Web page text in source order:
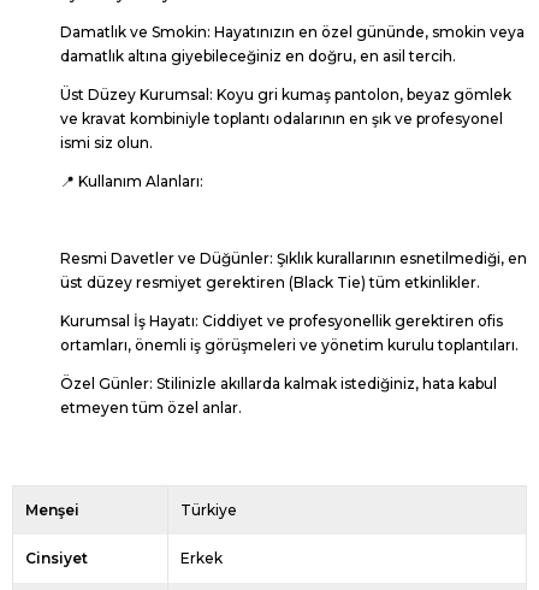
Damatlık ve Smokin: Hayatınızın en özel gününde, smokin veya
damatlık altına giyebileceğiniz en doğru, en asil tercih.
Üst Düzey Kurumsal: Koyu gri kumaş pantolon, beyaz gömlek
ve kravat kombiniyle toplantı odalarının en şık ve profesyonel
ismi siz olun.
📍 Kullanım Alanları:
Resmi Davetler ve Düğünler: Şıklık kurallarının esnetilmediği, en
üst düzey resmiyet gerektiren (Black Tie) tüm etkinlikler.
Kurumsal İş Hayatı: Ciddiyet ve profesyonellik gerektiren ofis
ortamları, önemli iş görüşmeleri ve yönetim kurulu toplantıları.
Özel Günler: Stilinizle akıllarda kalmak istediğiniz, hata kabul
etmeyen tüm özel anlar.
Menşei Türkiye
Cinsiyet Erkek